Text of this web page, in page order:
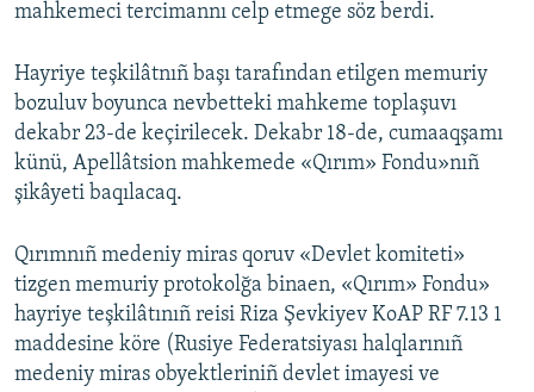
mahkemeci tercimannı celp etmege söz berdi.
Hayriye teşkilâtnıñ başı tarafından etilgen memuriy
bozuluv boyunca nevbetteki mahkeme toplaşuvı
dekabr 23-de keçirilecek. Dekabr 18-de, cumaaqşamı
künü, Apellâtsion mahkemede «Qırım» Fondu»nıñ
şikâyeti baqılacaq.
Qırımnıñ medeniy miras qoruv «Devlet komiteti»
tizgen memuriy protokolğa binaen, «Qırım» Fondu»
hayriye teşkilâtınıñ reisi Riza Şevkiyev KoAP RF 7.13 1
maddesine köre (Rusiye Federatsiyası halqlarınıñ
medeniy miras obyektleriniñ devlet imayesi ve